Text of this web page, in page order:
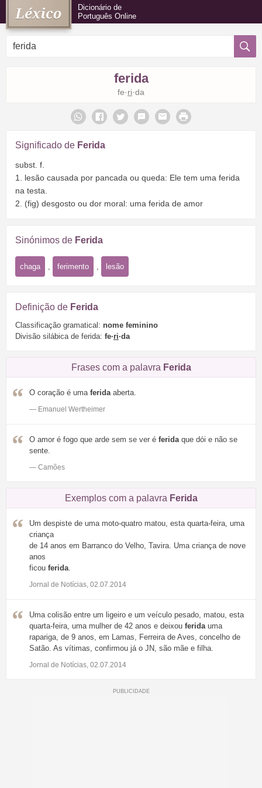
Dicionário de
Português Online
ferida
fe·ri·da
Significado de Ferida
subst. f.
1. lesão causada por pancada ou queda: Ele tem uma ferida
na testa.
2. (fig) desgosto ou dor moral: uma ferida de amor
Sinónimos de Ferida
chaga ferimento lesão
Definição de Ferida
Classificação gramatical: nome feminino
Divisão silábica de ferida: fe·ri·da
Frases com a palavra Ferida
O coração é uma feridaaberta.
— Emanuel Wertheimer
O amor é fogo que arde sem se ver é feridaque dói e não se
sente.
— Camões
Exemplos com a palavra Ferida
Um despiste de uma moto-quatro matou, esta quarta-feira, uma
criança
de 14 anos em Barranco do Velho, Tavira. Uma criança de nove
anos
ficou ferida.
Jornal de Notícias, 02.07.2014
Uma colisão entre um ligeiro e um veículo pesado, matou, esta
quarta-feira, uma mulher de 42 anos e deixou feridauma
rapariga, de 9 anos, em Lamas, Ferreira de Aves, concelho de
Satão. As vítimas, confirmou já o JN, são mãe e filha.
Jornal de Notícias, 02.07.2014